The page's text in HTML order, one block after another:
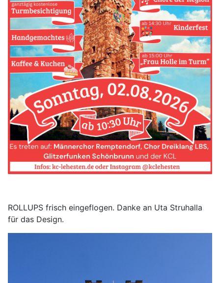
ROLLUPS frisch eingeflogen. Danke an Uta Struhalla
für das Design.